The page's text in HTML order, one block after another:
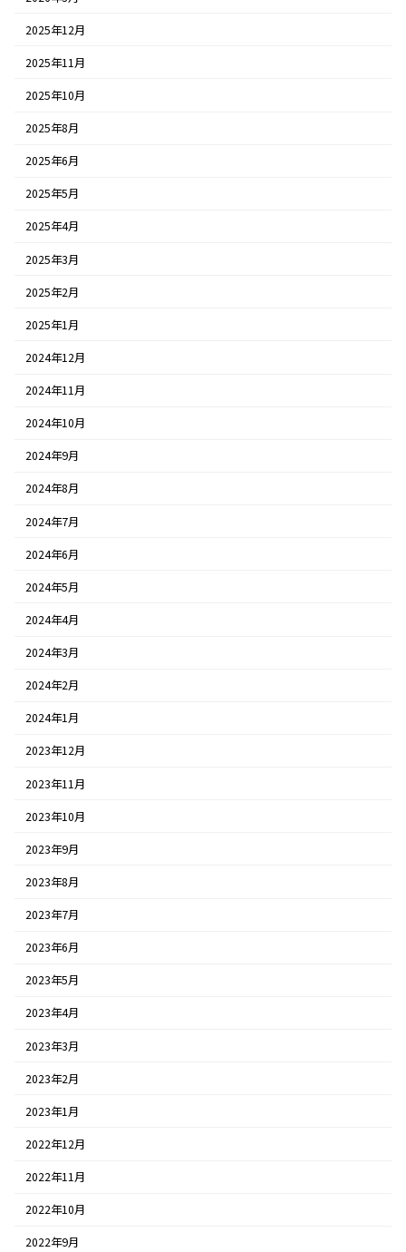
2025年12月
2025年11月
2025年10月
2025年8月
2025年6月
2025年5月
2025年4月
2025年3月
2025年2月
2025年1月
2024年12月
2024年11月
2024年10月
2024年9月
2024年8月
2024年7月
2024年6月
2024年5月
2024年4月
2024年3月
2024年2月
2024年1月
2023年12月
2023年11月
2023年10月
2023年9月
2023年8月
2023年7月
2023年6月
2023年5月
2023年4月
2023年3月
2023年2月
2023年1月
2022年12月
2022年11月
2022年10月
2022年9月